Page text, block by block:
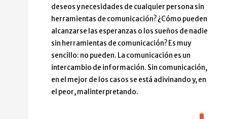
deseos y necesidades de cualquier persona sin
herramientas de comunicación? ¿Cómo pueden
alcanzarse las esperanzas o los sueños de nadie
sin herramientas de comunicación? Es muy
sencillo: no pueden. La comunicación es un
intercambio de información. Sin comunicación,
en el mejor de los casos se está adivinando y, en
el peor, malinterpretando.